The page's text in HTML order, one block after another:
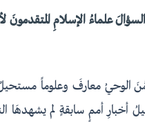
علماءُ الإسلامِ
الوحيُ معارفَ وعلوماً
أخبارِ أممٍ سابقةٍ لم يشهدهَا